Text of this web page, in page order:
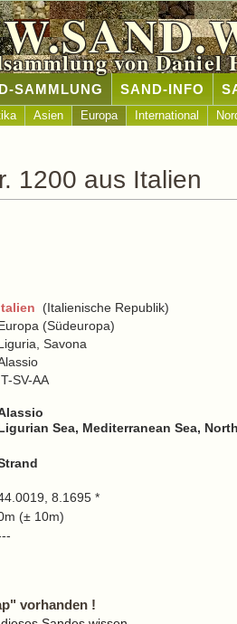
von Daniel
SAMMLUNG SAND-INFO
Asien Europa International
1200 aus Italien
(Italienische Republik)
(Südeuropa)
Savona
SV-AA
Sea, Mediterranean Sea,
8.1695 *
(± 10m)
vorhanden !